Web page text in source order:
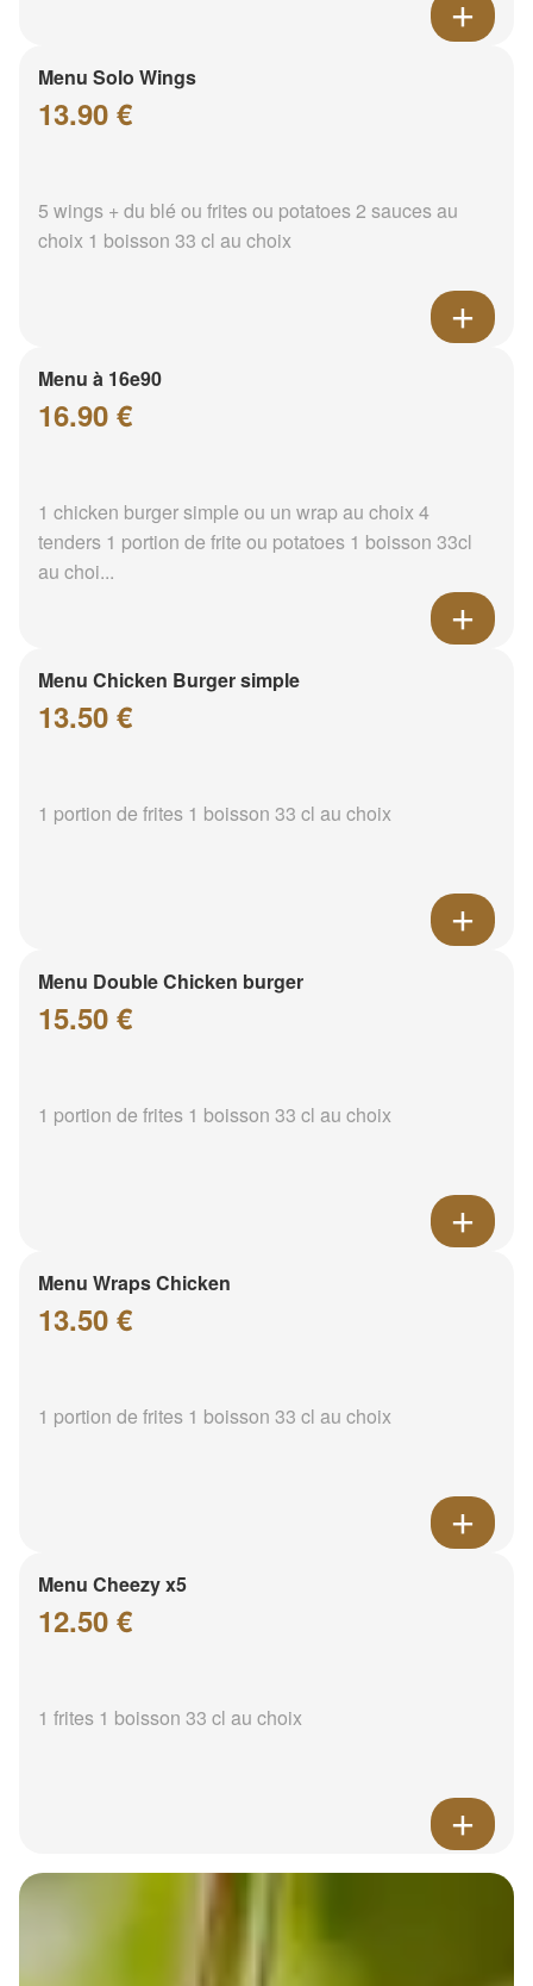
Menu Solo Wings
13.90 €
5 wings + du blé ou frites ou potatoes 2 sauces au
choix 1 boisson 33 cl au choix
Menu à 16e90
16.90 €
1 chicken burger simple ou un wrap au choix 4
tenders 1 portion de frite ou potatoes 1 boisson 33cl
au choi...
Menu Chicken Burger simple
13.50 €
1 portion de frites 1 boisson 33 cl au choix
Menu Double Chicken burger
15.50 €
1 portion de frites 1 boisson 33 cl au choix
Menu Wraps Chicken
13.50 €
1 portion de frites 1 boisson 33 cl au choix
Menu Cheezy x5
12.50 €
1 frites 1 boisson 33 cl au choix